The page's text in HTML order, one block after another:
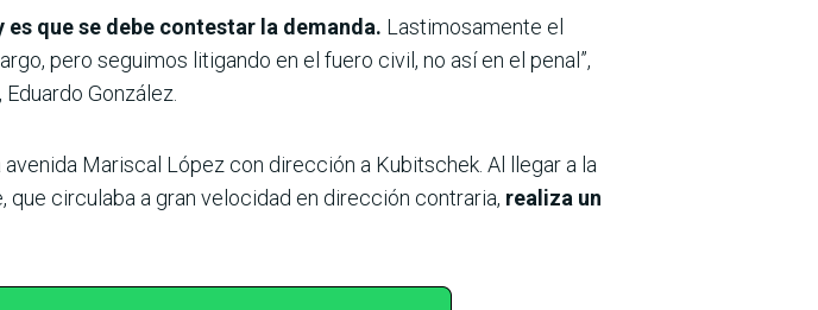
que se debe contestar la demanda. Lastimosamente el
pero seguimos litigando en el fuero civil, no así en el penal”,
González.
Mariscal López con dirección a Kubitschek. Al llegar a la
que circulaba a gran velocidad en dirección contraria, realiza un